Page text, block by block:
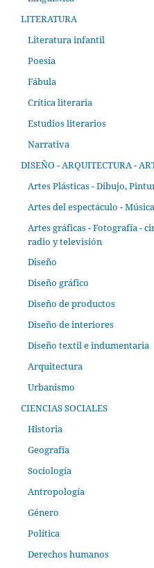
LITERATURA
Literatura infantil
Poesía
Fábula
Crítica literaria
Estudios literarios
Narrativa
DISEÑO - ARQUITECTURA -
Artes Plásticas - Dibujo,
Artes del espectáculo -
Artes gráficas - Fotografía -
radio y televisión
Diseño
Diseño gráfico
Diseño de productos
Diseño de interiores
Diseño textil e indumentaria
Arquitectura
Urbanismo
CIENCIAS SOCIALES
Historia
Geografía
Sociología
Antropología
Género
Política
Derechos humanos